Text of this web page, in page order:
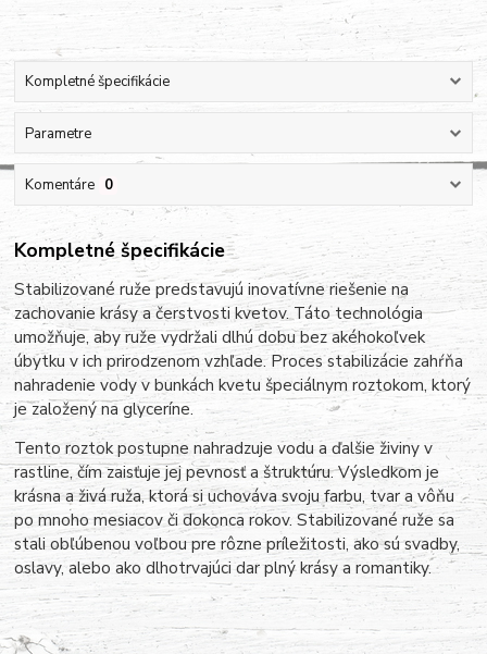
Kompletné špecifikácie
Parametre
Komentáre 0
Kompletné špecifikácie
Stabilizované ruže predstavujú inovatívne riešenie na
zachovanie krásy a čerstvosti kvetov. Táto technológia
umožňuje, aby ruže vydržali dlhú dobu bez akéhokoľvek
úbytku v ich prirodzenom vzhľade. Proces stabilizácie zahŕňa
nahradenie vody v bunkách kvetu špeciálnym roztokom, ktorý
je založený na glyceríne.
Tento roztok postupne nahradzuje vodu a ďalšie živiny v
rastline, čím zaisťuje jej pevnosť a štruktúru. Výsledkom je
krásna a živá ruža, ktorá si uchováva svoju farbu, tvar a vôňu
po mnoho mesiacov či dokonca rokov. Stabilizované ruže sa
stali obľúbenou voľbou pre rôzne príležitosti, ako sú svadby,
oslavy, alebo ako dlhotrvajúci dar plný krásy a romantiky.